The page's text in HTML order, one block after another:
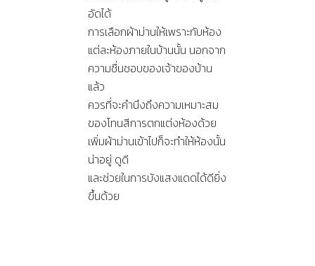
อัดได้
การเลือกผ้าม่านให้เพราะกับห้อง
แต่ละห้องภายในบ้านนั้น นอกจาก
ความชื่นชอบของเจ้าของบ้าน
แล้ว
ควรที่จะคำนึงถึงความเหมาะสม
ของโทนสีการตกแต่งห้องด้วย
เพิ่มผ้าม่านเข้าไปก็จะทำให้ห้องนั้น
น่าอยู่ ดูดี
และช่วยในการบังแสงแดดได้ดียิ่ง
ขึ้นด้วย